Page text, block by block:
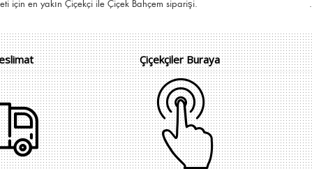
için en yakın Çiçekçi ile Çiçek Bahçem siparişi. .
Çiçekçiler Buraya